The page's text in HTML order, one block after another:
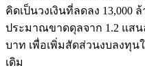
คิดเป็นวงเงินที่ลดลง 13,000
ประมาณขาดดุลจาก 1.2 แส
บาท เพื่อเพิ่มสัดส่วนงบลงทุน
เดิม